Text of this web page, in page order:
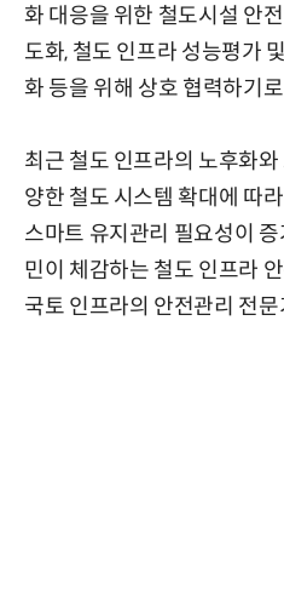
화 대응을 위한 철도시설 안
도화, 철도 인프라 성능평가
화 등을 위해 상호 협력하기
최근 철도 인프라의 노후화
양한 철도 시스템 확대에 따
스마트 유지관리 필요성이
민이 체감하는 철도 인프라
국토 인프라의 안전관리 전